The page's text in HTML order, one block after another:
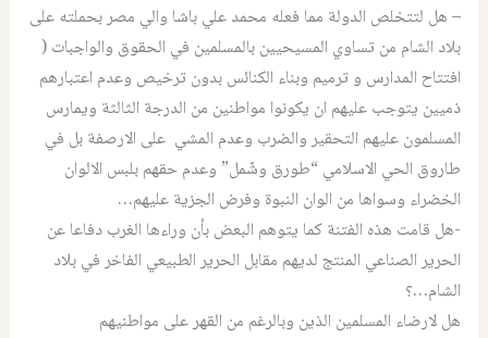
– هل لتتخلص الدولة مما فعله محمد علي باشا والي مصر بحملته على
بلاد الشام من تساوي المسيحيين بالمسلمين في الحقوق والواجبات (
افتتاح المدارس و ترميم وبناء الكنائس بدون ترخيص وعدم اعتبارهم
ذميين يتوجب عليهم ان يكونوا مواطنين من الدرجة الثالثة ويمارس
المسلمون عليهم التحقير والضرب وعدم المشي على الارصفة بل في
طاروق الحي الاسلامي “طورق وشّمل” وعدم حقهم بلبس الالوان
الخضراء وسواها من الوان النبوة وفرض الجزية عليهم…
-هل قامت هذه الفتنة كما يتوهم البعض بأن وراءها الغرب دفاعا عن
الحرير الصناعي المنتج لديهم مقابل الحرير الطبيعي الفاخر في بلاد
الشام…؟
هل لارضاء المسلمين الذين وبالرغم من القهر على مواطنيهم